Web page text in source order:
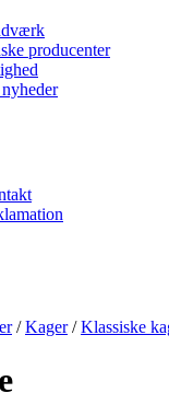
producenter
/Kager/Klassiske